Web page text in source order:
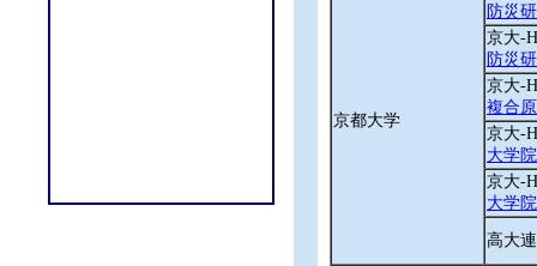
京都大学
防災
京大
防災
京大
複合
京大
大学
京大
大学
高大